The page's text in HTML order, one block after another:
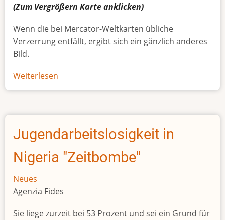
(Zum Vergrößern Karteanklicken)
Wenn die bei Mercator-Weltkarten übliche
Verzerrung entfällt, ergibt sich ein gänzlich anderes
Bild.
Weiterlesen
Afrikas
Größe
Jugendarbeitslosigkeit in
Nigeria "Zeitbombe"
Neues
Agenzia Fides
Sie liege zurzeit bei 53 Prozent und sei ein Grund für